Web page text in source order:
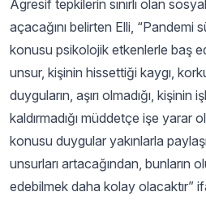
Agresif tepkilerin sınırlı olan
açacağını belirten Elli, “Pandemi
konusu psikolojik etkenlerle baş
unsur, kişinin hissettiği kaygı,
duyguların, aşırı olmadığı, kişinin
kaldırmadığı müddetçe işe yarar
konusu duygular yakınlarla
unsurları artacağından, bunların
edebilmek daha kolay olacaktır”